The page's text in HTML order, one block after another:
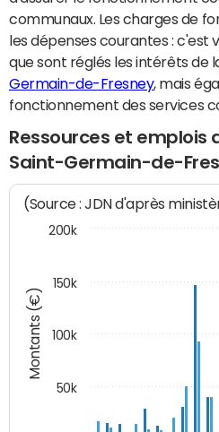
communaux. Les charges de
les dépenses courantes : c'est
que sont réglés les intérêts de
Germain-de-Fresney, mais
fonctionnement des services
Ressources et emplois
Saint-Germain-de-
Montants (€)
(Source : JDN d'après
50k
100k
150k
200k